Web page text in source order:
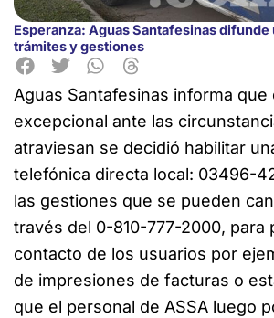
Esperanza: Aguas Santafesinas
trámites y gestiones
Aguas Santafesinas informa que
excepcional ante las
atraviesan se decidió habilitar
telefónica directa local: 03496-
las gestiones que se pueden
través del 0-810-777-2000, para
contacto de los usuarios por
de impresiones de facturas o
que el personal de ASSA luego